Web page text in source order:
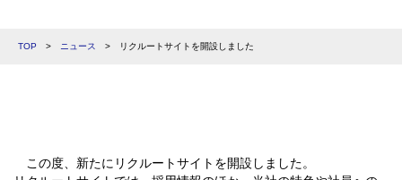
TOP > ニュース > リクルートサイトを開設しました
この度、新たにリクルートサイトを開設しました。